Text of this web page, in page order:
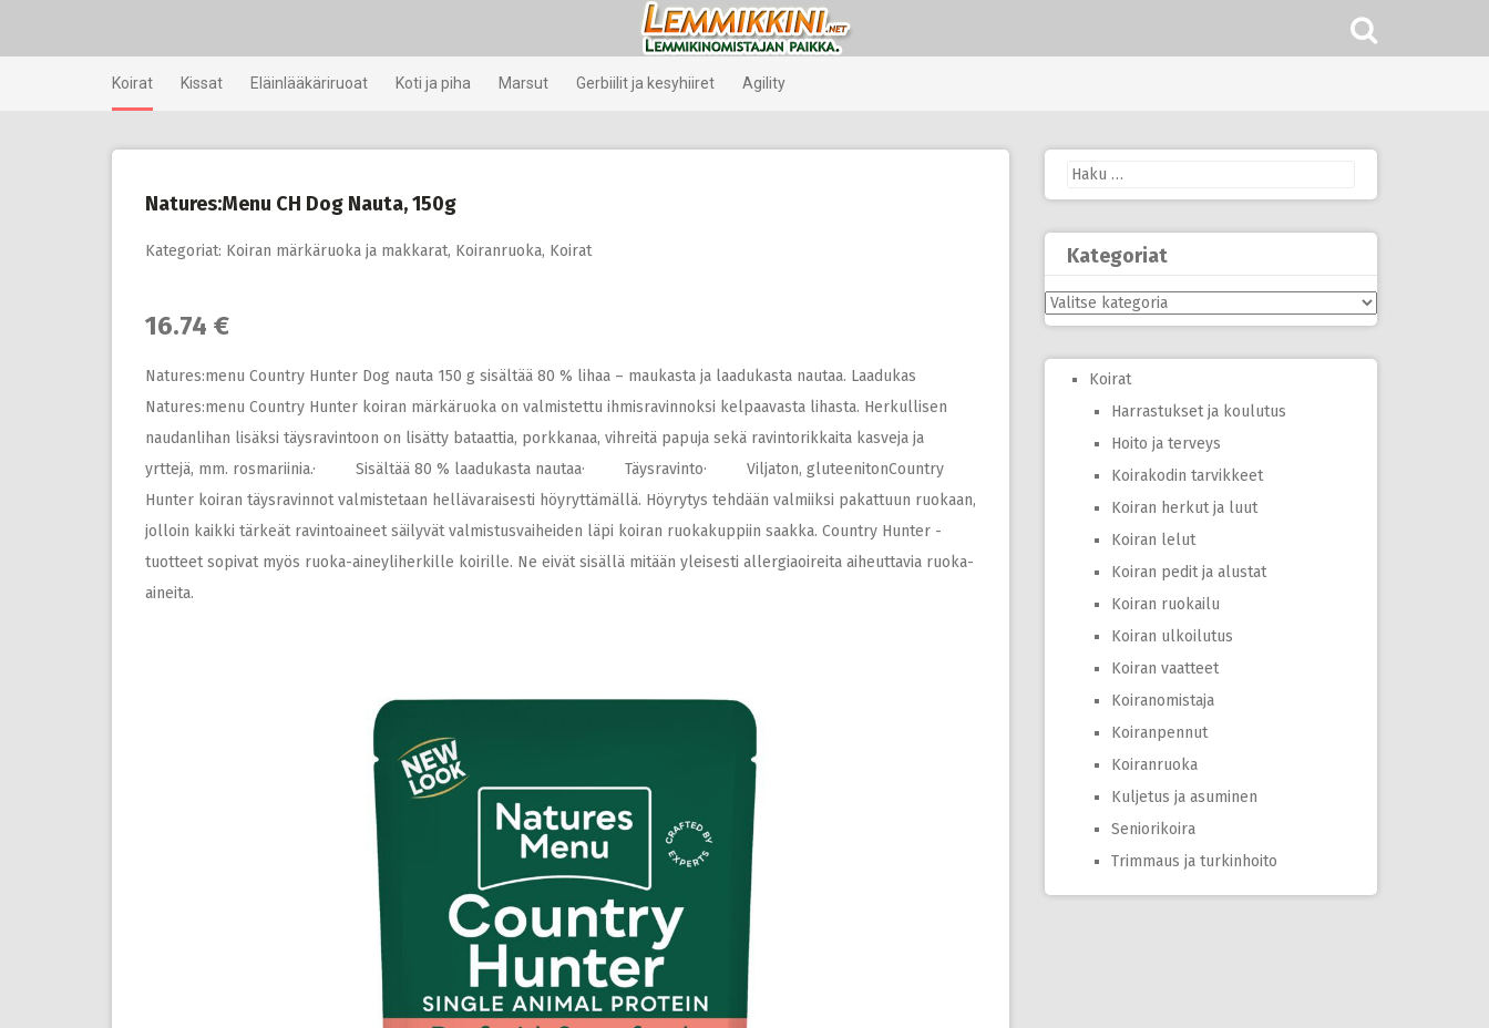
Koirat Kissat Eläinlääkäriruoat Koti ja piha Marsut Gerbiilit ja kesyhiiret Agility
Natures:Menu CH Dog Nauta, 150g
Kategoriat: Koiran märkäruoka ja makkarat, Koiranruoka, Koirat
16.74 €
Natures:menu Country Hunter Dog nauta 150 g sisältää 80 % lihaa – maukasta ja laadukasta nautaa. Laadukas
Natures:menu Country Hunter koiran märkäruoka on valmistettu ihmisravinnoksi kelpaavasta lihasta. Herkullisen
naudanlihan lisäksi täysravintoon on lisätty bataattia, porkkanaa, vihreitä papuja sekä ravintorikkaita kasveja ja
yrttejä, mm. rosmariinia.· Sisältää 80 % laadukasta nautaa· Täysravinto· Viljaton, gluteenitonCountry
Hunter koiran täysravinnot valmistetaan hellävaraisesti höyryttämällä. Höyrytys tehdään valmiiksi pakattuun ruokaan,
jolloin kaikki tärkeät ravintoaineet säilyvät valmistusvaiheiden läpi koiran ruokakuppiin saakka. Country Hunter -
tuotteet sopivat myös ruoka-aineyliherkille koirille. Ne eivät sisällä mitään yleisesti allergiaoireita aiheuttavia ruoka-
aineita.
Haku:
Kategoriat
Kategoriat
Koirat
Harrastukset ja koulutus
Hoito ja terveys
Koirakodin tarvikkeet
Koiran herkut ja luut
Koiran lelut
Koiran pedit ja alustat
Koiran ruokailu
Koiran ulkoilutus
Koiran vaatteet
Koiranomistaja
Koiranpennut
Koiranruoka
Kuljetus ja asuminen
Seniorikoira
Trimmaus ja turkinhoito